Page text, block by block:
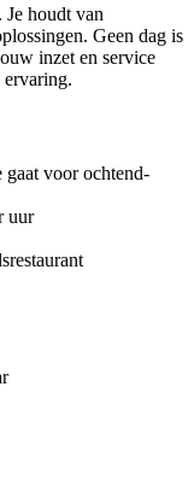
houdt van
Geen dag is
inzet en service
ervaring.
voor ochtend-
uur